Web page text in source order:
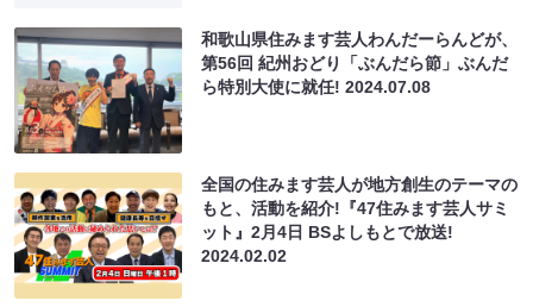
和歌山県住みます芸人わんだーらんどが、
第56回 紀州おどり「ぶんだら節」ぶんだ
ら特別大使に就任!2024.07.08
全国の住みます芸人が地方創生のテーマの
もと、活動を紹介!『47住みます芸人サミ
ット』2月4日 BSよしもとで放送!
2024.02.02